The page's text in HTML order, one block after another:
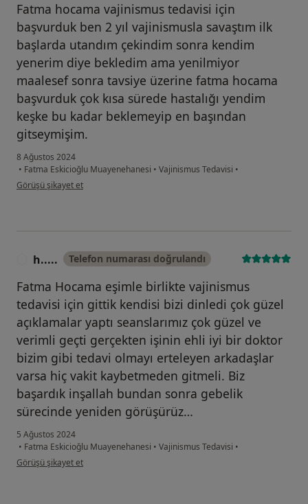
Fatma hocama vajinismus tedavisi için
başvurduk ben 2 yıl vajinismusla savaştım ilk
başlarda utandım çekindim sonra kendim
yenerim diye bekledim ama yenilmiyor
maalesef sonra tavsiye üzerine fatma hocama
başvurduk çok kısa sürede hastalığı yendim
keşke bu kadar beklemeyip en başından
gitseymişim.
8 Ağustos 2024
• Fatma Eskicioğlu Muayenehanesi • Vajinismus Tedavisi •
kullanıcının görüşüne göre f.....
Görüşü şikayet et
h..... Telefon numarası doğrulandı
Fatma Hocama eşimle birlikte vajinismus
tedavisi için gittik kendisi bizi dinledi çok güzel
açıklamalar yaptı seanslarımız çok güzel ve
verimli geçti gerçekten işinin ehli iyi bir doktor
bizim gibi tedavi olmayı erteleyen arkadaşlar
varsa hiç vakit kaybetmeden gitmeli. Biz
başardık inşallah bundan sonra gebelik
sürecinde yeniden görüşürüz…
5 Ağustos 2024
• Fatma Eskicioğlu Muayenehanesi • Vajinismus Tedavisi •
kullanıcının görüşüne göre h.....
Görüşü şikayet et